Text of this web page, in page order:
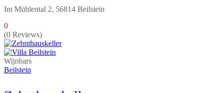
Im Mühlental 2, 56814 Beilstein
0
(0 Reviews)
Wijnbars
Beilstein